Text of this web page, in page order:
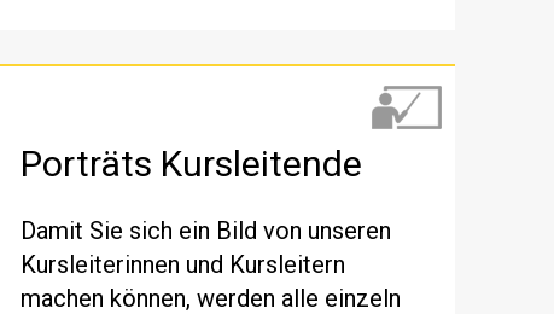
Porträts Kursleitende
Damit Sie sich ein Bild von unseren
Kursleiterinnen und Kursleitern
machen können, werden alle einzeln